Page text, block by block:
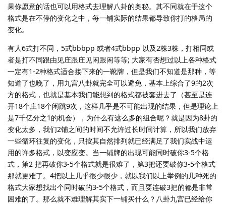
果你愿意的话也可以用格式去理解八卦的奥秘。其不同就在于这个
格式是在不停的变化之中，每一铺实际的结果都导致你打的格局的
变化。
有人6式打不同，5式bbbpp 或者4式bbpp 以及2株3株，打相同或
者是打不同跟由见庄跟庄见闲跟闲等等; 大家有否想过以上各种格式
一定有1-2种格式适合接下来的一靴牌，但是我们不知道是那种，等
知道了也晚了，用九宫八卦就完全可以避免，基本上综合了9的2次
方的格式，也就是基本我们能想到的格式都被套进去了（甚至是连
开18个庄18个闲跳9次，这样几乎是不可能出现的结果，但是理论上
是7千亿分之1的机会），为什么有这么多的组合呢？就是因为8卦的
变化太多，我们2铺之间的时间不允许过长时间计算，所以我们放弃
一些循环往复的变化，只按其自然排列就已经满足了我们实战中运
用的许多格式，以变应变。当一铺牌的出现可能同时破你3-5个格
式，第2 把再破你3-5个格式就是很难了，第3把还要破你3-5个格式
那就更难了。4把以上几乎很少很少，就以我们以上举例的几种死的
格式大家想找出个同时破的3-5个格式，而且要连破3把的都是非常
困难的了。那么就不难理解其实下一铺买什么？八卦九宫已经给你